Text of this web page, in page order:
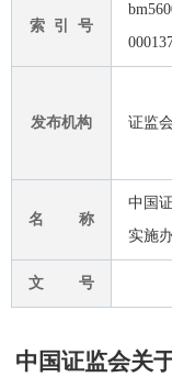
索 引 号
发布机构 证监会
名 称
中国
实施
文 号
中国证监会关